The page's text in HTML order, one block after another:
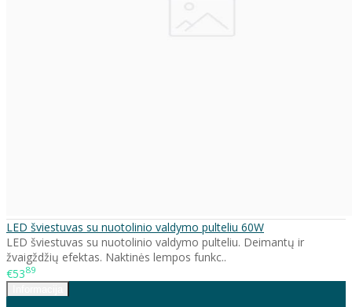
LED šviestuvas su nuotolinio valdymo pulteliu 60W
LED šviestuvas su nuotolinio valdymo pulteliu. Deimantų ir
žvaigždžių efektas. Naktinės lempos funkc..
€5389